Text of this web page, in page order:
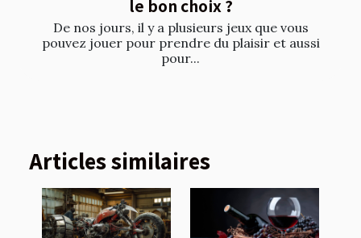
le bon choix ?
De nos jours, il y a plusieurs jeux que vous
pouvez jouer pour prendre du plaisir et aussi
pour...
Articles similaires